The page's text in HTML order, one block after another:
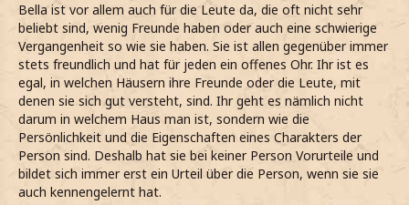
Bella ist vor allem auch für die Leute da, die oft nicht sehr
beliebt sind, wenig Freunde haben oder auch eine schwierige
Vergangenheit so wie sie haben. Sie ist allen gegenüber immer
stets freundlich und hat für jeden ein offenes Ohr. Ihr ist es
egal, in welchen Häusern ihre Freunde oder die Leute, mit
denen sie sich gut versteht, sind. Ihr geht es nämlich nicht
darum in welchem Haus man ist, sondern wie die
Persönlichkeit und die Eigenschaften eines Charakters der
Person sind. Deshalb hat sie bei keiner Person Vorurteile und
bildet sich immer erst ein Urteil über die Person, wenn sie sie
auch kennengelernt hat.